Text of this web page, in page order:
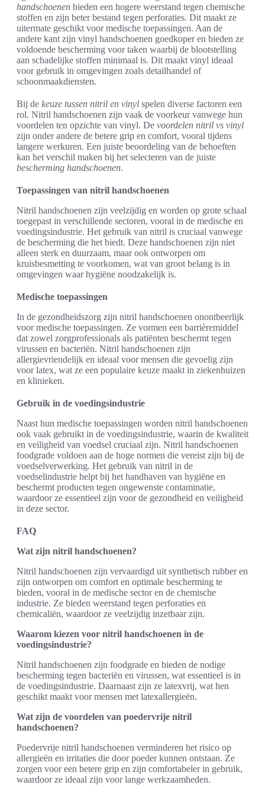
handschoenen bieden een hogere weerstand tegen chemische
stoffen en zijn beter bestand tegen perforaties. Dit maakt ze
uitermate geschikt voor medische toepassingen. Aan de
andere kant zijn vinyl handschoenen goedkoper en bieden ze
voldoende bescherming voor taken waarbij de blootstelling
aan schadelijke stoffen minimaal is. Dit maakt vinyl ideaal
voor gebruik in omgevingen zoals detailhandel of
schoonmaakdiensten.
Bij de keuze tussen nitril en vinyl spelen diverse factoren een
rol. Nitril handschoenen zijn vaak de voorkeur vanwege hun
voordelen ten opzichte van vinyl. De voordelen nitril vs vinyl
zijn onder andere de betere grip en comfort, vooral tijdens
langere werkuren. Een juiste beoordeling van de behoeften
kan het verschil maken bij het selecteren van de juiste
bescherming handschoenen.
Toepassingen van nitril handschoenen
Nitril handschoenen zijn veelzijdig en worden op grote schaal
toegepast in verschillende sectoren, vooral in de medische en
voedingsindustrie. Het gebruik van nitril is cruciaal vanwege
de bescherming die het biedt. Deze handschoenen zijn niet
alleen sterk en duurzaam, maar ook ontworpen om
kruisbesmetting te voorkomen, wat van groot belang is in
omgevingen waar hygiëne noodzakelijk is.
Medische toepassingen
In de gezondheidszorg zijn nitril handschoenen onontbeerlijk
voor medische toepassingen. Ze vormen een barrièremiddel
dat zowel zorgprofessionals als patiënten beschermt tegen
virussen en bacteriën. Nitril handschoenen zijn
allergievriendelijk en ideaal voor mensen die gevoelig zijn
voor latex, wat ze een populaire keuze maakt in ziekenhuizen
en klinieken.
Gebruik in de voedingsindustrie
Naast hun medische toepassingen worden nitril handschoenen
ook vaak gebruikt in de voedingsindustrie, waarin de kwaliteit
en veiligheid van voedsel cruciaal zijn. Nitril handschoenen
foodgrade voldoen aan de hoge normen die vereist zijn bij de
voedselverwerking. Het gebruik van nitril in de
voedselindustrie helpt bij het handhaven van hygiëne en
beschermt producten tegen ongewenste contaminatie,
waardoor ze essentieel zijn voor de gezondheid en veiligheid
in deze sector.
FAQ
Wat zijn nitril handschoenen?
Nitril handschoenen zijn vervaardigd uit synthetisch rubber en
zijn ontworpen om comfort en optimale bescherming te
bieden, vooral in de medische sector en de chemische
industrie. Ze bieden weerstand tegen perforaties en
chemicaliën, waardoor ze veelzijdig inzetbaar zijn.
Waarom kiezen voor nitril handschoenen in de
voedingsindustrie?
Nitril handschoenen zijn foodgrade en bieden de nodige
bescherming tegen bacteriën en virussen, wat essentieel is in
de voedingsindustrie. Daarnaast zijn ze latexvrij, wat hen
geschikt maakt voor mensen met latexallergieën.
Wat zijn de voordelen van poedervrije nitril
handschoenen?
Poedervrije nitril handschoenen verminderen het risico op
allergieën en irritaties die door poeder kunnen ontstaan. Ze
zorgen voor een betere grip en zijn comfortabeler in gebruik,
waardoor ze ideaal zijn voor lange werkzaamheden.